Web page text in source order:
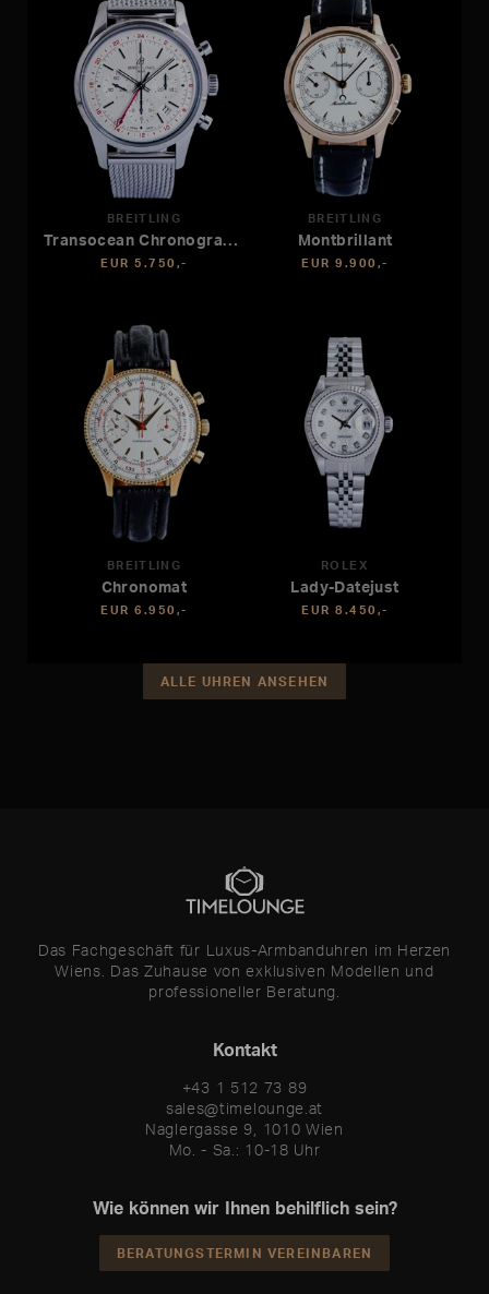
BREITLING
Transocean Chronograph GMT
EUR 5.750,-
BREITLING
Montbrillant
EUR 9.900,-
BREITLING
Chronomat
EUR 6.950,-
ROLEX
Lady-Datejust
EUR 8.450,-
ALLE UHREN ANSEHEN
Das Fachgeschäft für Luxus-Armbanduhren im Herzen
Wiens. Das Zuhause von exklusiven Modellen und
professioneller Beratung.
Kontakt
+43 1 512 73 89
sales@timelounge.at
Naglergasse 9, 1010 Wien
Mo. - Sa.: 10-18 Uhr
Wie können wir Ihnen behilflich sein?
BERATUNGSTERMIN VEREINBAREN